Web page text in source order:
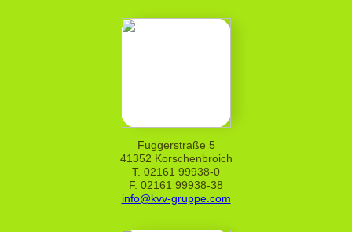
Fuggerstraße 5
41352 Korschenbroich
T. 02161 99938-0
F. 02161 99938-38
info@kvv-gruppe.com